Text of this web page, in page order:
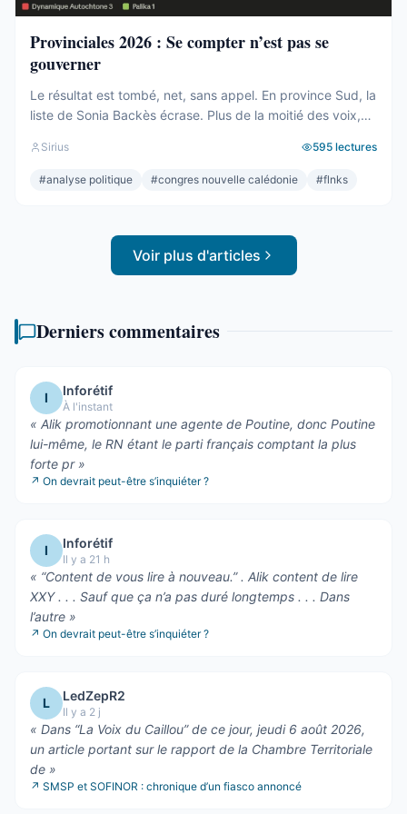
Provinciales 2026 : Se compter n’est pas se
gouverner
Le résultat est tombé, net, sans appel. En province Sud, la
liste de Sonia Backès écrase. Plus de la moitié des voix,
pulvérisée, le centre rayé de la carte. On parlera de raz-
de-marée, et le mot, pour une fois, ne sera pas exagéré.
Sirius 595 lectures
#analyse politique #congres nouvelle calédonie #flnks
Voir plus d'articles
Derniers commentaires
I Inforétif
À l'instant
« Alik promotionnant une agente de Poutine, donc Poutine
lui-même, le RN étant le parti français comptant la plus
forte pr»
↗ On devrait peut-être s’inquiéter ?
I Inforétif
Il y a 21 h
« “Content de vous lire à nouveau.” . Alik content de lire
XXY . . . Sauf que ça n’a pas duré longtemps . . . Dans
l’autre »
↗ On devrait peut-être s’inquiéter ?
L LedZepR2
Il y a 2 j
« Dans “La Voix du Caillou” de ce jour, jeudi 6 août 2026,
un article portant sur le rapport de la Chambre Territoriale
de »
↗ SMSP et SOFINOR : chronique d’un fiasco annoncé